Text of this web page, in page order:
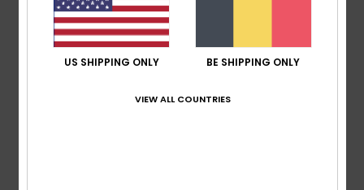
Col :col rond
Autre :sérigraphie poitrine et dos
Marquage :étiquette tissée sur la manche
[Matière principale] 70% coton, 30% coton
US SHIPPING ONLY BE SHIPPING ONLY
VIEW ALL COUNTRIES